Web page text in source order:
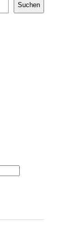
Suchen